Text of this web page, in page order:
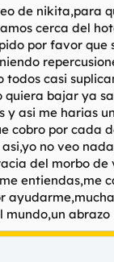
de nikita,para
cerca del
por favor que
todos casi
quiera bajar ya
y asi me harias
cobro por cada
no veo
del morbo de
entiendas,me
mundo,un abrazo